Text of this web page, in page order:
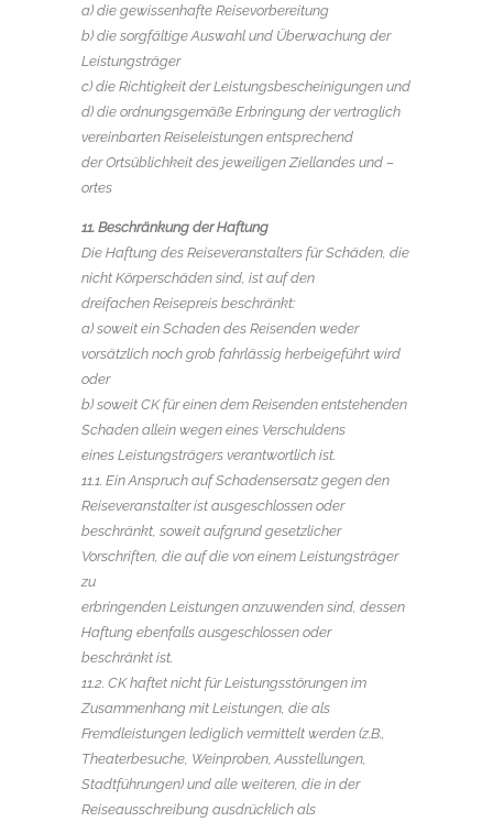
a) die gewissenhafte Reisevorbereitung
b) die sorgfältige Auswahl und Überwachung der
Leistungsträger
c) die Richtigkeit der Leistungsbescheinigungen und
d) die ordnungsgemäße Erbringung der vertraglich
vereinbarten Reiseleistungen entsprechend
der Ortsüblichkeit des jeweiligen Ziellandes und –
ortes
11. Beschränkung der Haftung
Die Haftung des Reiseveranstalters für Schäden, die
nicht Körperschäden sind, ist auf den
dreifachen Reisepreis beschränkt:
a) soweit ein Schaden des Reisenden weder
vorsätzlich noch grob fahrlässig herbeigeführt wird
oder
b) soweit CK für einen dem Reisenden entstehenden
Schaden allein wegen eines Verschuldens
eines Leistungsträgers verantwortlich ist.
11.1. Ein Anspruch auf Schadensersatz gegen den
Reiseveranstalter ist ausgeschlossen oder
beschränkt, soweit aufgrund gesetzlicher
Vorschriften, die auf die von einem Leistungsträger
zu
erbringenden Leistungen anzuwenden sind, dessen
Haftung ebenfalls ausgeschlossen oder
beschränkt ist.
11.2. CK haftet nicht für Leistungsstörungen im
Zusammenhang mit Leistungen, die als
Fremdleistungen lediglich vermittelt werden (z.B.,
Theaterbesuche, Weinproben, Ausstellungen,
Stadtführungen) und alle weiteren, die in der
Reiseausschreibung ausdrücklich als